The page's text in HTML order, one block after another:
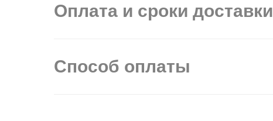
Оплата и сроки доставки
Способ оплаты